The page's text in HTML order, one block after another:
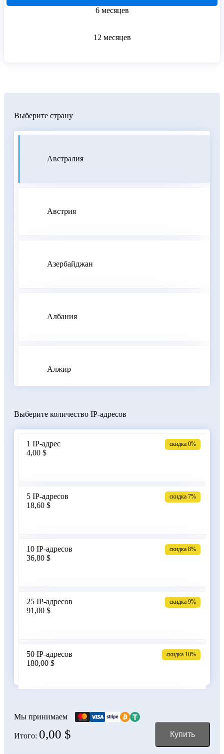
6 месяцев
12 месяцев
Выберите страну
Австралия
Австрия
Азербайджан
Албания
Алжир
Боливия
Выберите количество IP-адресов
1 IP-адрес
4,00 $
скидка 0%
5 IP-адресов
18,60 $
скидка 7%
10 IP-адресов
36,80 $
скидка 8%
25 IP-адресов
91,00 $
скидка 9%
50 IP-адресов
180,00 $
скидка 10%
356,00 $
Мы принимаем
Итого: 0,00 $ Купить